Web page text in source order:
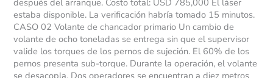
estaba disponible. La verificación habría tomado 15 minutos.
CASO 02 Volante de chancador primario Un cambio de
volante de ocho toneladas se entrega sin que el supervisor
valide los torques de los pernos de sujeción. El 60% de los
pernos presenta sub-torque. Durante la operación, el volante
se desacopla. Dos operadores se encuentran a diez metros